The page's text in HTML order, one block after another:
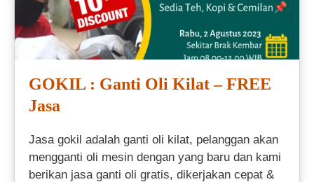
GOKIL : Ganti Oli Kilat – FREE
Jasa
Jasa gokil adalah ganti oli kilat, pelanggan akan
mengganti oli mesin dengan yang baru dan kami
berikan jasa ganti oli gratis, dikerjakan cepat &